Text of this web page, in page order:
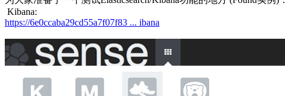
Kibana:
https://6e0ccaba29cd55a7f07f83 ... ibana